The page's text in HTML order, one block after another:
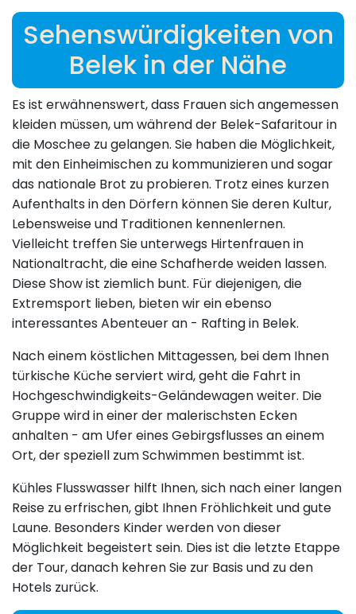
Sehenswürdigkeiten von
Belek in der Nähe
Es ist erwähnenswert, dass Frauen sich angemessen
kleiden müssen, um während der Belek-Safaritour in
die Moschee zu gelangen. Sie haben die Möglichkeit,
mit den Einheimischen zu kommunizieren und sogar
das nationale Brot zu probieren. Trotz eines kurzen
Aufenthalts in den Dörfern können Sie deren Kultur,
Lebensweise und Traditionen kennenlernen.
Vielleicht treffen Sie unterwegs Hirtenfrauen in
Nationaltracht, die eine Schafherde weiden lassen.
Diese Show ist ziemlich bunt. Für diejenigen, die
Extremsport lieben, bieten wir ein ebenso
interessantes Abenteuer an - Rafting in Belek.
Nach einem köstlichen Mittagessen, bei dem Ihnen
türkische Küche serviert wird, geht die Fahrt in
Hochgeschwindigkeits-Geländewagen weiter. Die
Gruppe wird in einer der malerischsten Ecken
anhalten - am Ufer eines Gebirgsflusses an einem
Ort, der speziell zum Schwimmen bestimmt ist.
Kühles Flusswasser hilft Ihnen, sich nach einer langen
Reise zu erfrischen, gibt Ihnen Fröhlichkeit und gute
Laune. Besonders Kinder werden von dieser
Möglichkeit begeistert sein. Dies ist die letzte Etappe
der Tour, danach kehren Sie zur Basis und zu den
Hotels zurück.